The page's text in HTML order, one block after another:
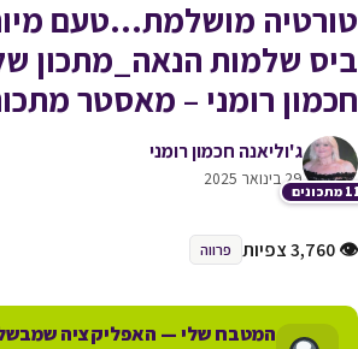
טורטיה מושלמת…טעם
ביס שלמות הנאה_מתכון
חכמון רומני – מאסטר
ג'וליאנה חכמון רומני
29 בינואר 2025
👁 3,760 צפיות פרווה
המטבח שלי — האפליקציה